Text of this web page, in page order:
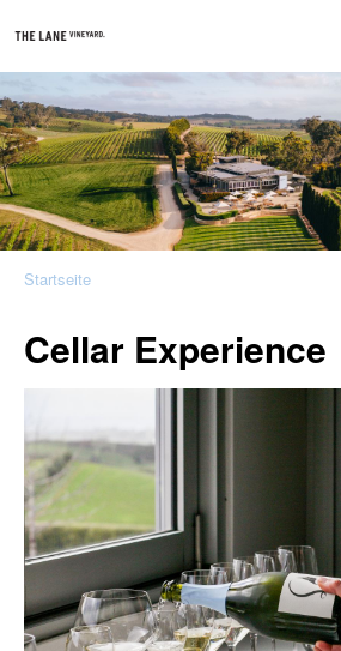
Startseite
Cellar Experience